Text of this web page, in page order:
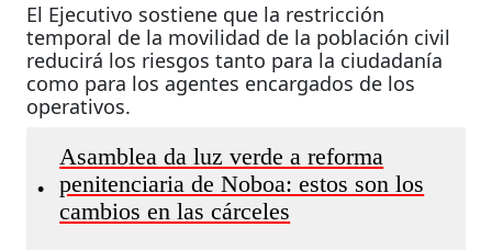
El Ejecutivo sostiene que la restricción
temporal de la movilidad de la población civil
reducirá los riesgos tanto para la ciudadanía
como para los agentes encargados de los
operativos.
•
Asamblea da luz verde a reforma
penitenciaria de Noboa: estos son los
cambios en las cárceles